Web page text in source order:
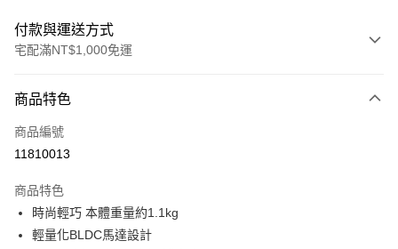
付款與運送方式
宅配滿NT$1,000免運
信用卡一次付款
LINE Pay
悠遊付
ATM付款
商品特色
商品編號
11810013
商品特色
時尚輕巧 本體重量約1.1kg
輕量化BLDC馬達設計